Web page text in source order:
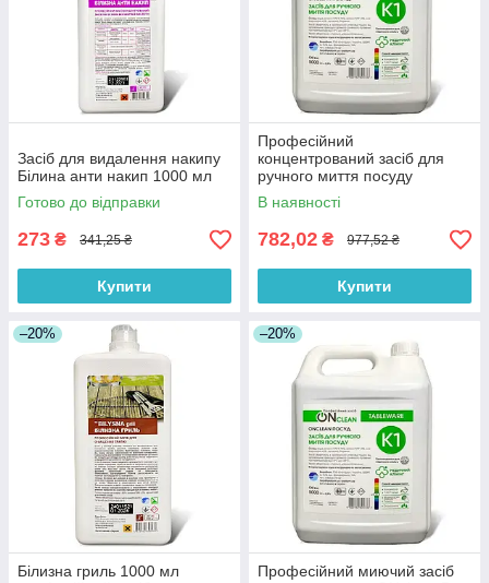
Засіб для видалення накипу
Білина анти накип 1000 мл
Готово до відправки
273 ₴ 341,25 ₴
Купити
Професійний
концентрований засіб для
ручного миття посуду
Onclean 5 л від Бланідас
В наявності
782,02 ₴ 977,52 ₴
Купити
–20%
Білизна гриль 1000 мл
–20%
Професійний миючий засіб